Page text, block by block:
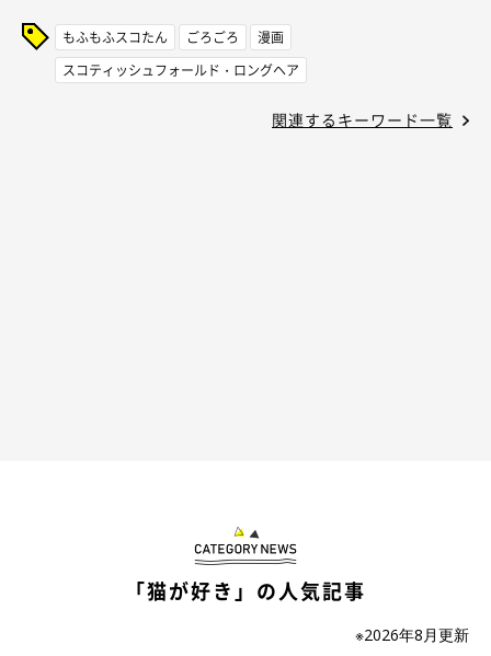
もふもふスコたん ごろごろ
漫画
スコティッシュフォールド・ロングヘア
関連するキーワード一覧
「猫が好き」の人気記事
※2026年8月更新